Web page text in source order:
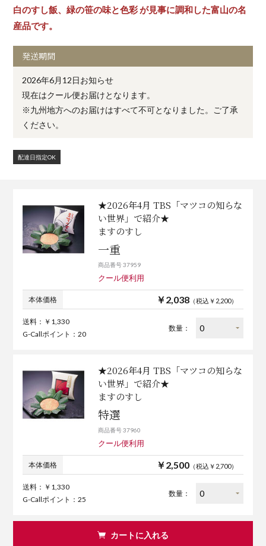
白のすし飯、緑の笹の味と色彩 が見事に調和した富山の名
産品です。
発送期間
2026年6月12日お知らせ
現在はクール便お届けとなります。
※九州地方へのお届けはすべて不可となりました。ご了承
ください。
配達日指定OK
★2026年4月 TBS「マツコの知らな
い世界」で紹介★
ますのすし
一重
商品番号 37959
クール便利用
本体価格 ￥2,038（税込￥2,200）
送料：￥1,330
G-Callポイント：20
数量：
★2026年4月 TBS「マツコの知らな
い世界」で紹介★
ますのすし
特選
商品番号 37960
クール便利用
本体価格 ￥2,500（税込￥2,700）
送料：￥1,330
G-Callポイント：25
数量：
カートに入れる